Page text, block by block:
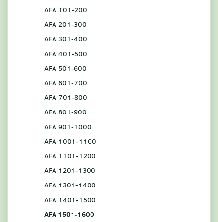
AFA 101-200
AFA 201-300
AFA 301-400
AFA 401-500
AFA 501-600
AFA 601-700
AFA 701-800
AFA 801-900
AFA 901-1000
AFA 1001-1100
AFA 1101-1200
AFA 1201-1300
AFA 1301-1400
AFA 1401-1500
AFA 1501-1600